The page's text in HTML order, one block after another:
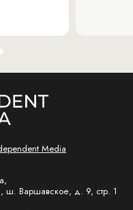
Media
ш. Варшавское, д. 9, стр. 1